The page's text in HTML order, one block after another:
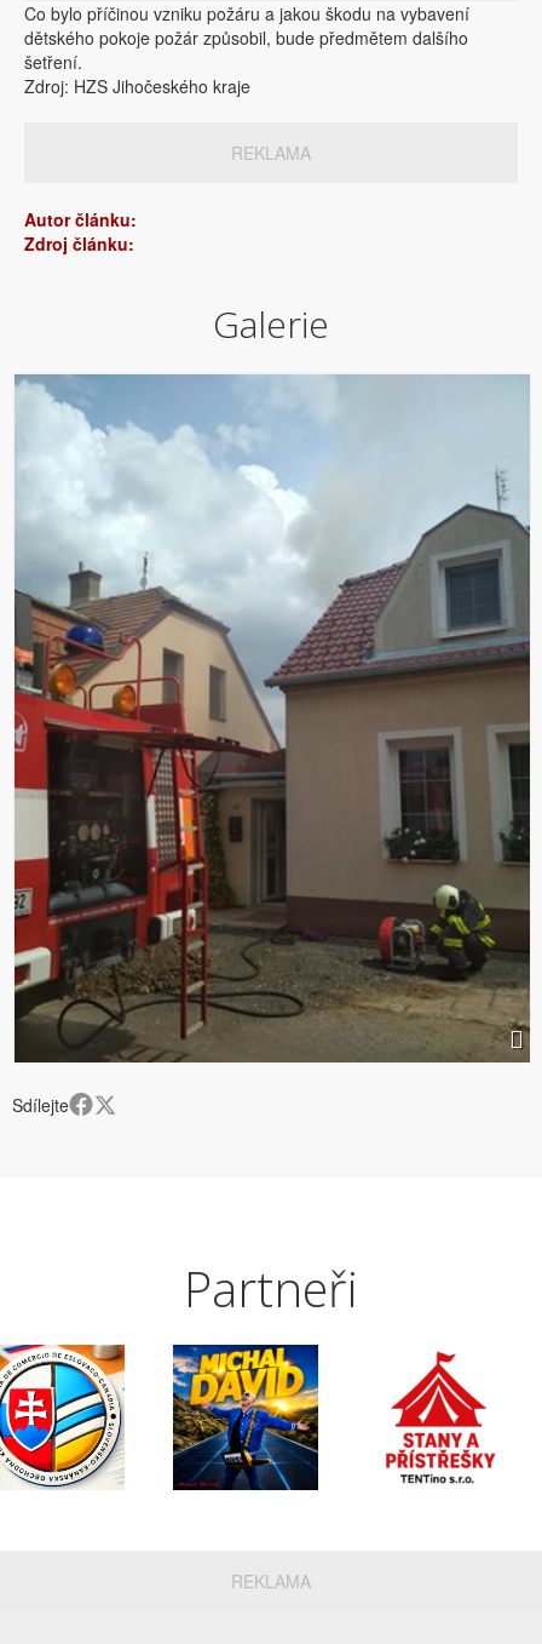
Co bylo příčinou vzniku požáru a jakou škodu na vybavení
dětského pokoje požár způsobil, bude předmětem dalšího
šetření.
Zdroj: HZS Jihočeského kraje
REKLAMA
Autor článku:
Zdroj článku:
Galerie
Sdílejte
Partneři
REKLAMA